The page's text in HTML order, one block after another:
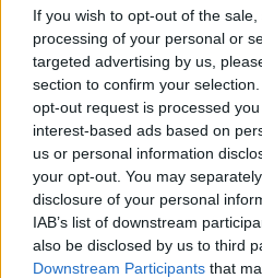
If you wish to opt-out of the
processing of your personal or
targeted advertising by us,
section to confirm your
opt-out request is processed
interest-based ads based on
us or personal information
your opt-out. You may
disclosure of your personal
IAB’s list of downstream
also be disclosed by us to third
Downstream Participants that